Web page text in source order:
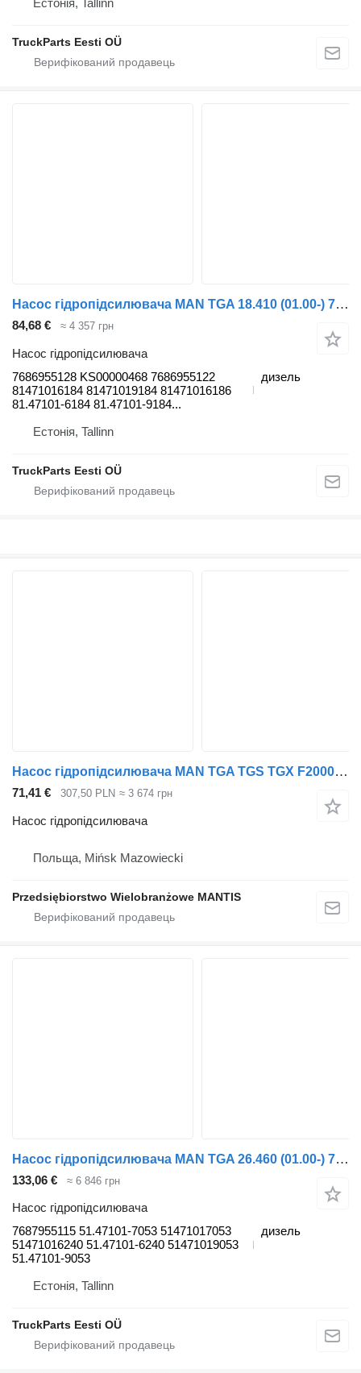
Естонія, Tallinn
TruckParts Eesti OÜ
Насос гідропідсилювача MAN TGA 18.410 (01.00-) 7686955128 до тягача MAN 4-series, TGA (1993-2009)
84,68 € ≈ 4 357 грн
Насос гідропідсилювача
7686955128 KS00000468 7686955122
81471016184 81471019184 81471016186
81.47101-6184 81.47101-9184...
дизель
Естонія, Tallinn
TruckParts Eesti OÜ
Насос гідропідсилювача MAN TGA TGS TGX F2000 pompa wspomagania D20 D28 до тягача
71,41 € 307,50 PLN ≈ 3 674 грн
Насос гідропідсилювача
Польща, Mińsk Mazowiecki
Przedsiębiorstwo Wielobranżowe MANTIS
Насос гідропідсилювача MAN TGA 26.460 (01.00-) 7687955115 до тягача MAN 4-series, TGA (1993-2009)
133,06 € ≈ 6 846 грн
Насос гідропідсилювача
7687955115 51.47101-7053 51471017053
51471016240 51.47101-6240 51471019053
51.47101-9053
дизель
Естонія, Tallinn
TruckParts Eesti OÜ